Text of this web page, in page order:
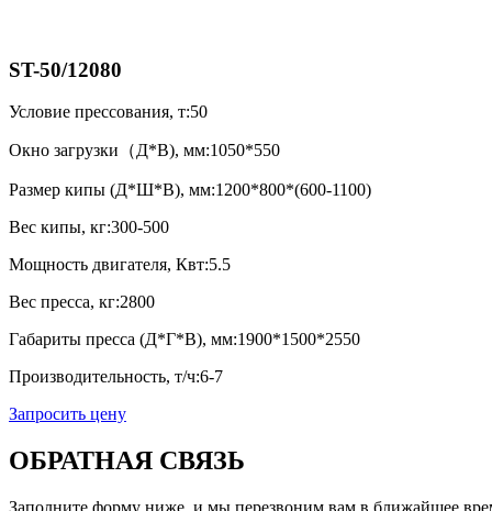
ST-50/12080
Условие прессования, т:50
Окно загрузки（Д*В), мм:1050*550
Размер кипы (Д*Ш*В), мм:1200*800*(600-1100)
Вес кипы, кг:300-500
Мощность двигателя, Квт:5.5
Вес пресса, кг:2800
Габариты пресса (Д*Г*В), мм:1900*1500*2550
Производительность, т/ч:6-7
Запросить цену
ОБРАТНАЯ СВЯЗЬ
Заполните форму ниже, и мы перезвоним вам в ближайшее